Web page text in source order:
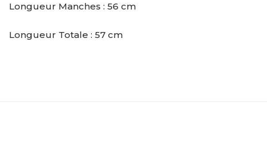
Longueur Manches : 56 cm
Longueur Totale : 57 cm